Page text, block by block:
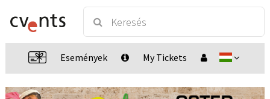
Események My Tickets